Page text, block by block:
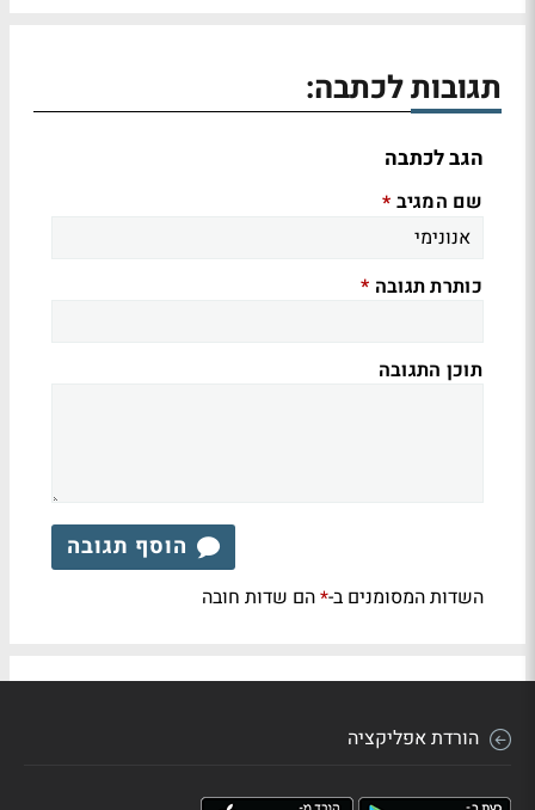
תגובות לכתבה:
הגב לכתבה
שם המגיב *
כותרת תגובה *
תוכן התגובה
הוסף תגובה
השדות המסומנים ב-*הם שדות חובה
הורדת אפליקציה